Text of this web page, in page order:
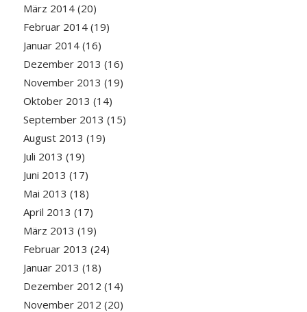
März 2014(20)
Februar 2014(19)
Januar 2014(16)
Dezember 2013 (16)
November 2013 (19)
Oktober 2013 (14)
September 2013 (15)
August 2013 (19)
Juli 2013 (19)
Juni 2013 (17)
Mai 2013 (18)
April 2013 (17)
März 2013 (19)
Februar 2013 (24)
Januar 2013 (18)
Dezember 2012 (14)
November 2012 (20)